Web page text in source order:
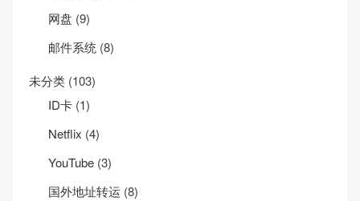
网盘 (9)
邮件系统 (8)
未分类 (103)
ID卡 (1)
Net­flix (4)
YouTube (3)
国外地址转运 (8)